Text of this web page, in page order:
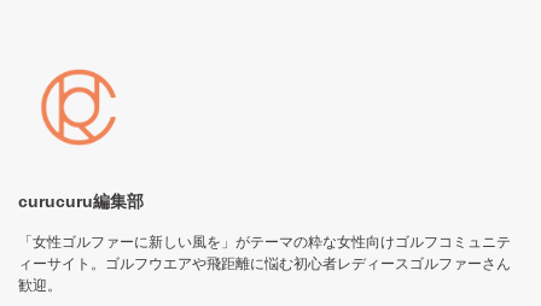
curucuru編集部
「女性ゴルファーに新しい風を」がテーマの粋な女性向けゴルフコミュニテ
ィーサイト。ゴルフウエアや飛距離に悩む初心者レディースゴルファーさん
歓迎。